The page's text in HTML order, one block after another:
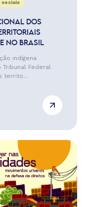
sociais
DOS
NO BRASIL
indígena
Tribunal Federal
territo...